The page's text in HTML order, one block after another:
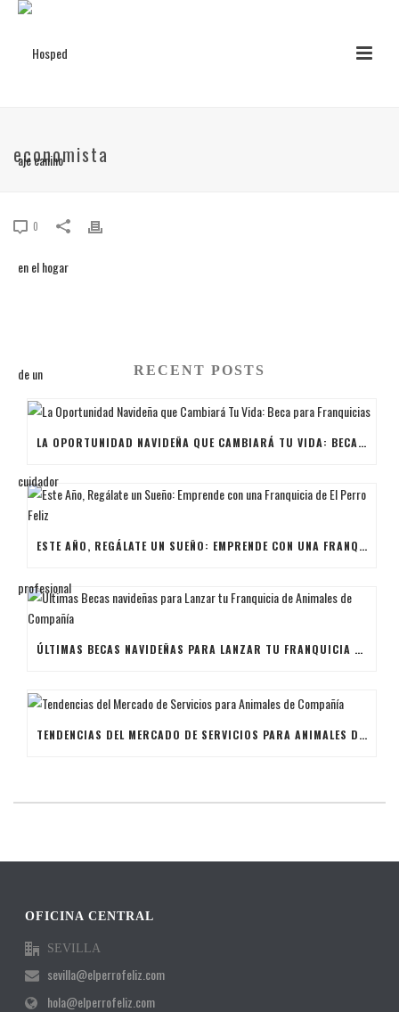
economista
0
RECENT POSTS
LA OPORTUNIDAD NAVIDEÑA QUE CAMBIARÁ TU VIDA: BECA PARA FRANQUICIAS
ESTE AÑO, REGÁLATE UN SUEÑO: EMPRENDE CON UNA FRANQUICIA DE EL PERRO FELIZ
ÚLTIMAS BECAS NAVIDEÑAS PARA LANZAR TU FRANQUICIA DE ANIMALES DE COMPAÑÍA
TENDENCIAS DEL MERCADO DE SERVICIOS PARA ANIMALES DE COMPAÑÍA
OFICINA CENTRAL
SEVILLA
sevilla@elperrofeliz.com
hola@elperrofeliz.com